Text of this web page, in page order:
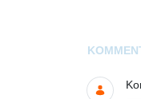
Blogs